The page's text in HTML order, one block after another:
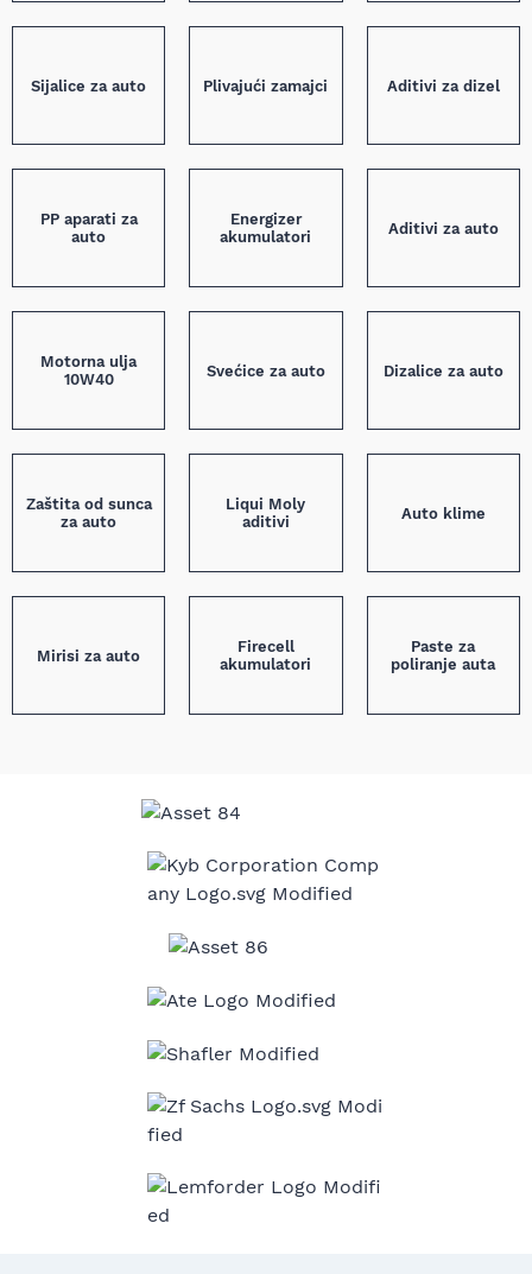
Sijalice za auto Plivajući zamajci Aditivi za dizel
PP aparati za
auto
Energizer
akumulatori
Aditivi za auto
Motorna ulja
10W40
Svećice za auto Dizalice za auto
Zaštita od sunca
za auto
Liqui Moly
aditivi
Auto klime
Mirisi za auto
Firecell
akumulatori
Paste za
poliranje auta